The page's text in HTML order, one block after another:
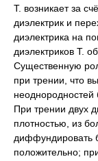
Т. возникает за
диэлектрик и
диэлектрика на
диэлектриков Т.
Существенную
при трении, что
неоднородностей
При трении двух
плотностью, из
диффундировать
положительно;